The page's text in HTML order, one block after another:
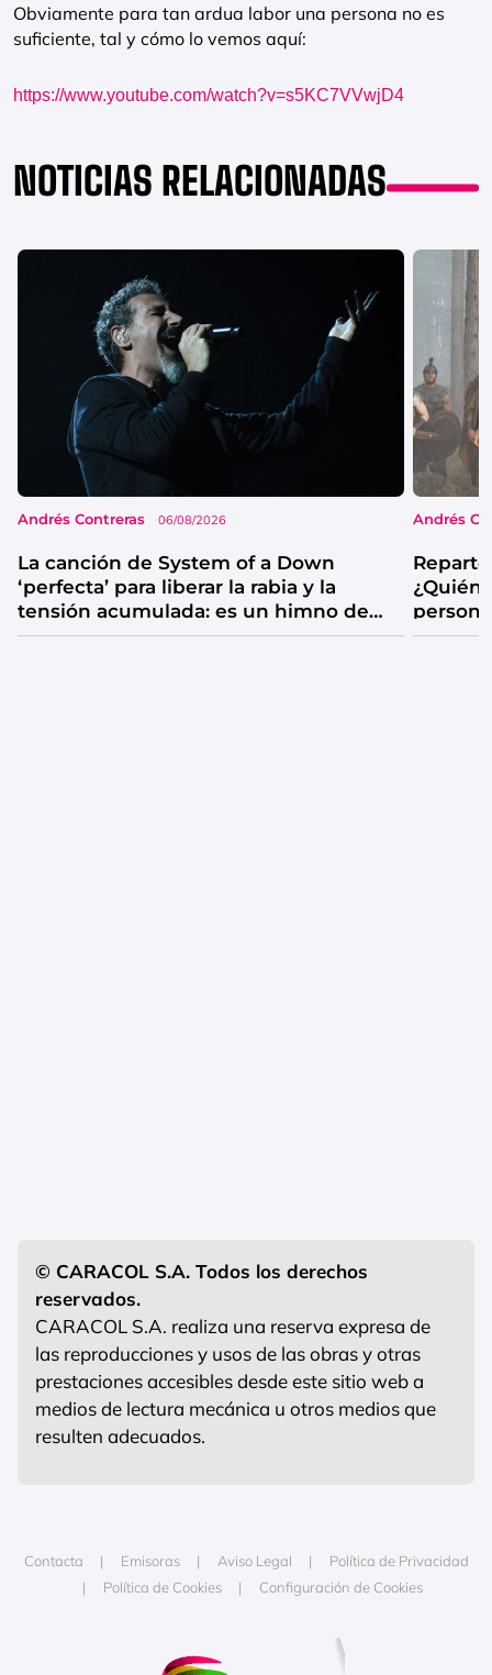
Obviamente para tan ardua labor una persona no es
suficiente, tal y cómo lo vemos aquí:
https://www.youtube.com/watch?v=s5KC7VVwjD4
NOTICIAS RELACIONADAS
Andrés Contreras 06/08/2026
La canción de System of a Down
‘perfecta’ para liberar la rabia y la
tensión acumulada: es un himno de
catarsis
Andrés
¿Quién
© CARACOL S.A. Todos los derechos
reservados.
CARACOL S.A. realiza una reserva expresa de
las reproducciones y usos de las obras y otras
prestaciones accesibles desde este sitio web a
medios de lectura mecánica u otros medios que
resulten adecuados.
Contacta Emisoras Aviso Legal
Política de Privacidad
Política de Cookies
Configuración de Cookies